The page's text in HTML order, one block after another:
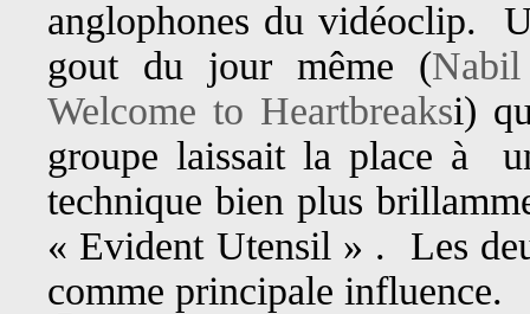
anglophones du vidéoclip.
gout du jour même (
Welcome to Heartbreaksi)
groupe laissait la place à
technique bien plus
« Evident Utensil » . Les
comme principale influence.